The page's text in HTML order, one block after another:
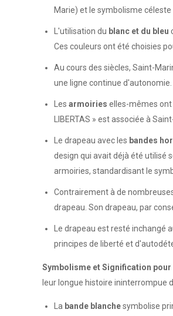
Marie) et le symbolisme céleste
L'utilisation du blanc et du bleu
Ces couleurs ont été choisies
Au cours des siècles, Saint-
une ligne continue d'autonomie.
Les armoiries elles-mêmes ont
LIBERTAS » est associée à
Le drapeau avec les bandes
design qui avait déjà été utilisé
armoiries, standardisant le
Contrairement à de
drapeau. Son drapeau, par
Le drapeau est resté inchangé
principes de liberté et
Symbolisme et Signification pour
leur longue histoire ininterrompue
La bande blanchesymbolise